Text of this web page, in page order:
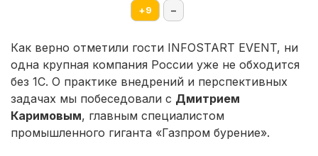
+9 –
Как верно отметили гости INFOSTART EVENT, ни
одна крупная компания России уже не обходится
без 1С. О практике внедрений и перспективных
задачах мы побеседовали с Дмитрием
Каримовым, главным специалистом
промышленного гиганта «Газпром бурение».